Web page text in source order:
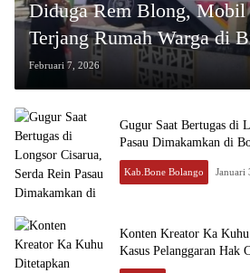
Diduga Rem Blong, Mobil
Terjang Rumah Warga di
Februari 7, 2026
Gugur Saat Bertugas di
Pasau Dimakamkan di
Kab.Bone Bolango Januari
Konten Kreator Ka
Kasus Pelanggaran Hak